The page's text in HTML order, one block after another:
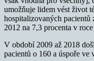
umožňuje lidem vést život
hospitalizovaných pacientů
2012 na 7,3 procenta v
V období 2009 až 2018
pacientů o 160 a úspoře